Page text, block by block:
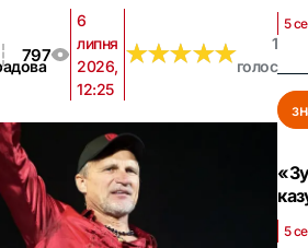
797
6
липня
2026,
12:25
★★★★★
★★★★★
1
голос
5
5